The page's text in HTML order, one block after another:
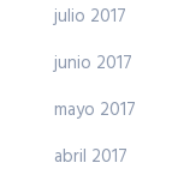
julio 2017
junio 2017
mayo 2017
abril 2017